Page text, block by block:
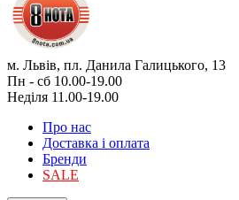
м. Львів, пл. Данила Галицького, 13
Пн - сб 10.00-19.00
Неділя 11.00-19.00
Про нас
Доставка і оплата
Бренди
SALE